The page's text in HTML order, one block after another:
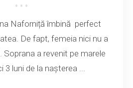
Naforniță îmbină perfect
De fapt, femeia nici nu a
Soprana a revenit pe marele
3 luni de la nașterea ...